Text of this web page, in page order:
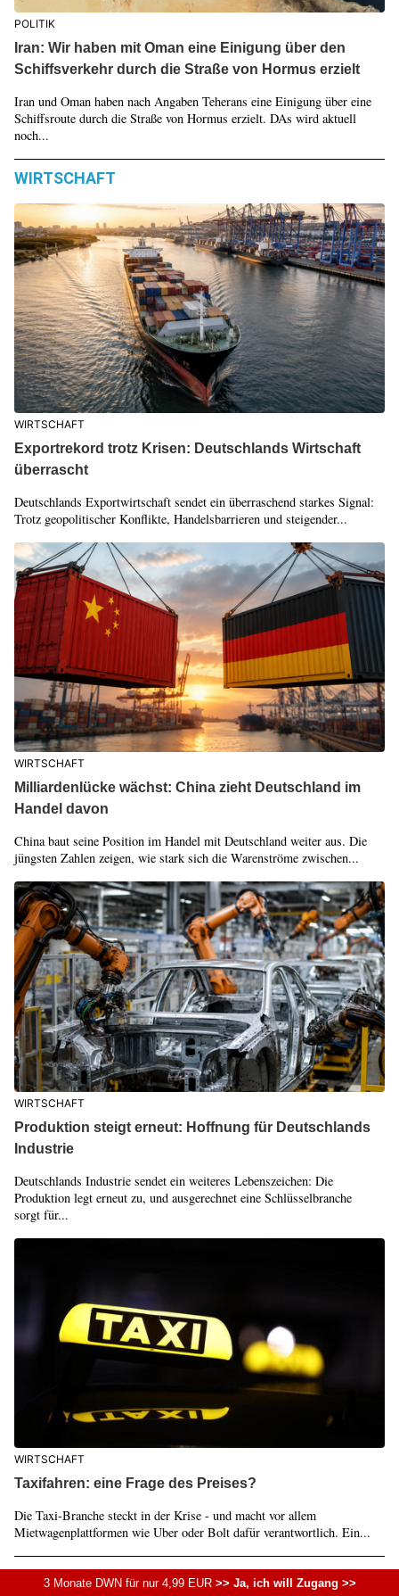
POLITIK
Iran: Wir haben mit Oman eine Einigung über den
Schiffsverkehr durch die Straße von Hormus erzielt
Iran und Oman haben nach Angaben Teherans eine Einigung über eine
Schiffsroute durch die Straße von Hormus erzielt. DAs wird aktuell
noch...
WIRTSCHAFT
WIRTSCHAFT
Exportrekord trotz Krisen: Deutschlands Wirtschaft
überrascht
Deutschlands Exportwirtschaft sendet ein überraschend starkes Signal:
Trotz geopolitischer Konflikte, Handelsbarrieren und steigender...
WIRTSCHAFT
Milliardenlücke wächst: China zieht Deutschland im
Handel davon
China baut seine Position im Handel mit Deutschland weiter aus. Die
jüngsten Zahlen zeigen, wie stark sich die Warenströme zwischen...
WIRTSCHAFT
Produktion steigt erneut: Hoffnung für Deutschlands
Industrie
Deutschlands Industrie sendet ein weiteres Lebenszeichen: Die
Produktion legt erneut zu, und ausgerechnet eine Schlüsselbranche
sorgt für...
WIRTSCHAFT
Taxifahren: eine Frage des Preises?
Die Taxi-Branche steckt in der Krise - und macht vor allem
Mietwagenplattformen wie Uber oder Bolt dafür verantwortlich. Ein...
TECHNOLOGIE
3 Monate DWN für nur 4,99 EUR>> Ja, ich will Zugang >>